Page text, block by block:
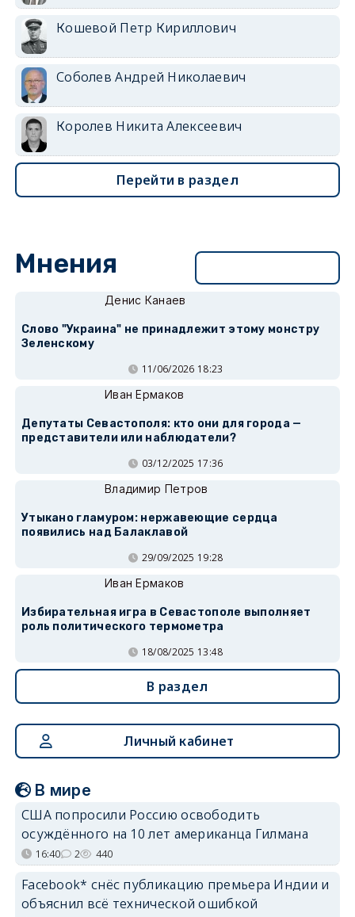
Кошевой Петр Кириллович
Соболев Андрей Николаевич
Королев Никита Алексеевич
Перейти в раздел
Мнения
Денис Канаев
Слово "Украина" не принадлежит этому монстру
Зеленскому
11/06/2026 18:23
Иван Ермаков
Депутаты Севастополя: кто они для города —
представители или наблюдатели?
03/12/2025 17:36
Владимир Петров
Утыкано гламуром: нержавеющие сердца
появились над Балаклавой
29/09/2025 19:28
Иван Ермаков
Избирательная игра в Севастополе выполняет
роль политического термометра
18/08/2025 13:48
В раздел
Личный кабинет
В мире
США попросили Россию освободить
осуждённого на 10 лет американца Гилмана
16:40 2 440
Facebook* снёс публикацию премьера Индии и
объяснил всё технической ошибкой